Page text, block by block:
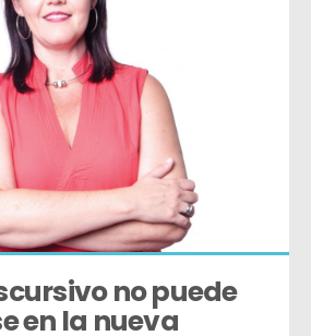
no puede
en la nueva